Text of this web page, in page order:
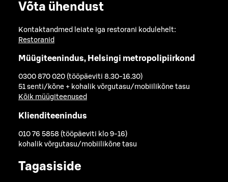
Võta ühendust
Kontaktandmed leiate iga restorani kodulehelt:
Restoranid
Müügiteenindus, Helsingi metropolipiirkond
0300 870 020 (tööpäeviti 8.30-16.30)
51 senti/kõne + kohalik võrgutasu/mobiilikõne tasu
Kõik müügiteenused
Klienditeenindus
010 76 5858 (tööpäeviti klo 9-16)
kohalik võrgutasu/mobiilikõne tasu
Tagasiside